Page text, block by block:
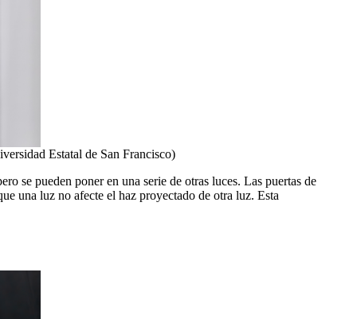
Estatal de San Francisco)
se pueden poner en una serie de otras luces. Las puertas de
una luz no afecte el haz proyectado de otra luz. Esta